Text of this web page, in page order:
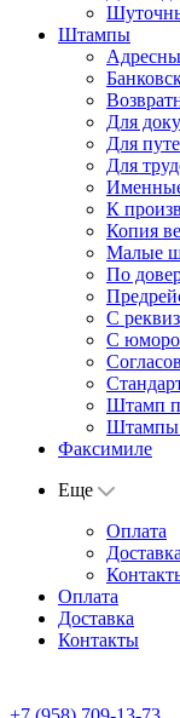
Штампы
Для
Для
Для
К
Копия
Малые
По
С
С
Штамп
Факсимиле
Еще
Оплата
Доставка
Оплата
Доставка
Контакты